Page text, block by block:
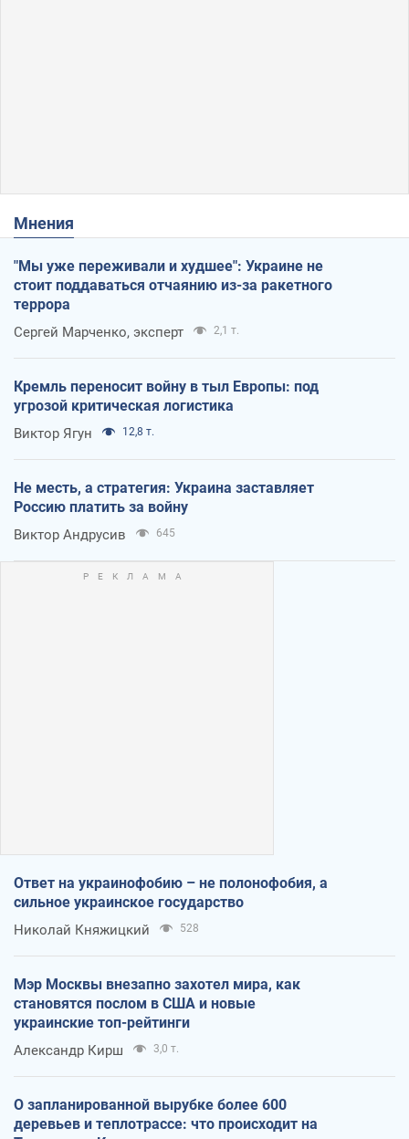
Мнения
"Мы уже переживали и худшее": Украине не
стоит поддаваться отчаянию из-за ракетного
террора
Сергей Марченко, эксперт 2,1 т.
Кремль переносит войну в тыл Европы: под
угрозой критическая логистика
Виктор Ягун 12,8 т.
Не месть, а стратегия: Украина заставляет
Россию платить за войну
Виктор Андрусив 645
Ответ на украинофобию – не полонофобия, а
сильное украинское государство
Николай Княжицкий 528
Мэр Москвы внезапно захотел мира, как
становятся послом в США и новые
украинские топ-рейтинги
Александр Кирш 3,0 т.
О запланированной вырубке более 600
деревьев и теплотрассе: что происходит на